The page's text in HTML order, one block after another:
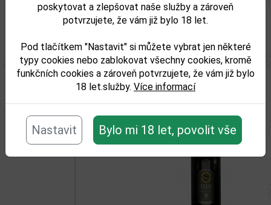
poskytovat a zlepšovat naše služby a zároveň
potvrzujete, že vám již bylo 18 let.
Pod tlačítkem "Nastavit" si můžete vybrat jen některé
typy cookies nebo zablokovat všechny cookies, kromě
funkčních cookies a zároveň potvrzujete, že vám již bylo
18 let.služby. Více informací
Nastavit Bylo mi 18 let, povolit vše
Obsah alkoholu obj. %: 40
Související zboží